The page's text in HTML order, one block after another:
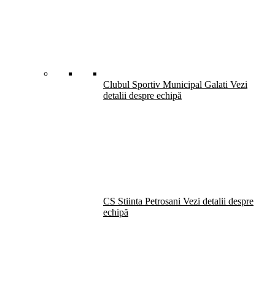
Clubul Sportiv Municipal Galati Vezi
detalii despre echipă
CS Stiinta Petrosani Vezi detalii despre
echipă